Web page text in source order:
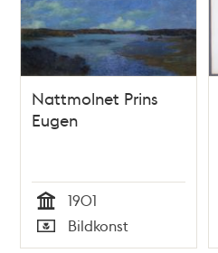
tillegnade : första
afdelningen Kongl.
Djurgården / af C. J.
Billmark
Nattmolnet Prins
Eugen
Tid
1901
Typ
Bildkonst